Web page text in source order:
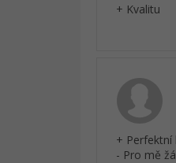
+ Kvalitu
+ Perfektní
- Pro mě